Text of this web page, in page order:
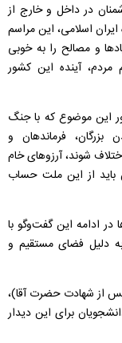
در داخل و خارج از
اسلامی، این مراسم
و مصالح را به خوبی
آینده این کشور
این موضوع که با جنگ
فرماندهان و
شوند، آرزوهای خام
از این ملت حساب
در ادامه این گفت‌وگو با
دلیل فضای مستقیم و
از شهادت حضرت آقا)،
برای این دیدار